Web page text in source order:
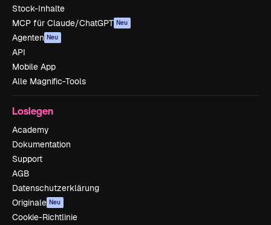
Stock-Inhalte
MCP für Claude/ChatGPT Neu
Agenten Neu
API
Mobile App
Alle Magnific-Tools
Loslegen
Academy
Dokumentation
Support
AGB
Datenschutzerklärung
Originale Neu
Cookie-Richtlinie